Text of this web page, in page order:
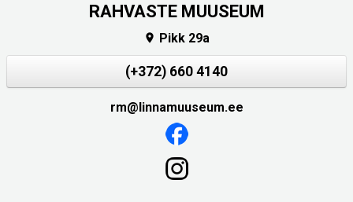
RAHVASTE MUUSEUM
 Pikk 29a
(+372) 660 4140
rm@linnamuuseum.ee